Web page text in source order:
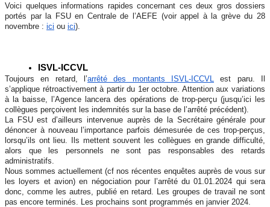
Voici quelques informations rapides concernant ces deux gros dossiers
portés par la FSU en Centrale de l’AEFE (voir appel à la grève du 28
novembre : ici ou ici)
ISVL-ICCVL
Toujours en retard, l’arrêté des montants ISVL-ICCVL est paru. Il
s’applique rétroactivement à partir du 1er octobre . Attention aux variations
à la baisse, l’Agence lancera des opérations de trop-perçu (jusqu’ici les
collègues perçoivent les indemnités sur la base de l’arrêté précédent).
La FSU est d’ailleurs intervenue auprès de la Secrétaire générale pour
dénoncer à nouveau l’importance parfois démesurée de ces trop-perçus,
lorsqu’ils ont lieu. Ils mettent souvent les collègues en grande difficulté,
alors que les personnels ne sont pas responsables des retards
administratifs.
Nous sommes actuellement (cf nos récentes enquêtes auprès de vous sur
les loyers et avion) en négociation pour l’arrêté du 01.01.2024 qui sera
donc, comme les autres, publié en retard. Les groupes de travail ne sont
pas encore terminés. Les prochains sont programmés en janvier 2024.